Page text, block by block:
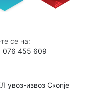
се на:
076 455 609
извоз Скопје